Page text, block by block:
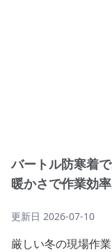
バートル防寒着
暖かさで作業効
更新日 2026-07-10
厳しい冬の現場作